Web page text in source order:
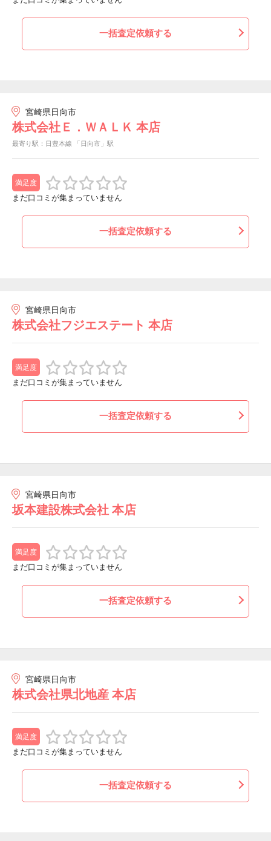
一括査定依頼する
宮崎県日向市
株式会社Ｅ．ＷＡＬＫ 本店
最寄り駅：日豊本線 「日向市」駅
満足度
まだ口コミが集まっていません
一括査定依頼する
宮崎県日向市
株式会社フジエステート 本店
満足度
まだ口コミが集まっていません
一括査定依頼する
宮崎県日向市
坂本建設株式会社 本店
満足度
まだ口コミが集まっていません
一括査定依頼する
宮崎県日向市
株式会社県北地産 本店
満足度
まだ口コミが集まっていません
一括査定依頼する